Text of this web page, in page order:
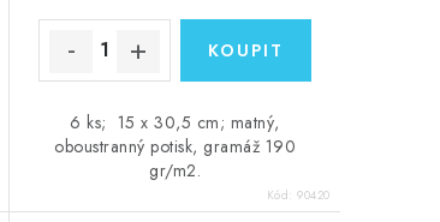
6 ks; 15 x 30,5 cm; matný,
oboustranný potisk, gramáž 190
gr/m2.
Kód:90420